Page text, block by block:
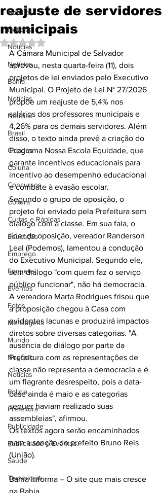
Notícias
Notícias
Notícias
Notícias
Bahia
Notícias
Notícias
Brasil
Cidades
Coluna
Concursos
Cultura
Curtas e Rápidas
Educação
Emprego
Enquete
Eventos
Fotos
Mensagens
Mundo
Negócio
Noticias
Policia
Prefeitura
Publicidade
Publicidade e Eventos.
Saúde
Tecnologia
reajuste de servidores
municipais
Avaliado com NaN de 5 estrelas.
A Câmara Municipal de Salvador
aprovou, nesta quarta-feira (11), dois
projetos de lei enviados pelo Executivo
Municipal. O Projeto de Lei N° 27/2026
propõe um reajuste de 5,4% nos
salários dos professores municipais e
4,26% para os demais servidores. Além
disso, o texto ainda prevê a criação do
Programa Nossa Escola Equidade, que
garante incentivos educacionais para
incentivo ao desempenho educacional
e combate à evasão escolar.
Segundo o grupo de oposição, o
projeto foi enviado pela Prefeitura sem
diálogo com a classe. Em sua fala, o
líder da oposição, vereador Randerson
Leal (Podemos), lamentou a condução
do Executivo Municipal. Segundo ele,
sem diálogo "com quem faz o serviço
público funcionar", não há democracia.
A vereadora Marta Rodrigues frisou que
a proposição chegou à Casa com
evidentes lacunas e produzirá impactos
diretos sobre diversas categorias. "A
ausência de diálogo por parte da
Prefeitura com as representações de
classe não representa a democracia e é
um flagrante desrespeito, pois a data-
base ainda é maio e as categorias
sequer haviam realizado suas
assembleias", afirmou.
Os textos agora serão encaminhados
para a sanção do prefeito Bruno Reis
(União).
Bahia Informa – O site que mais cresce
na Bahia.